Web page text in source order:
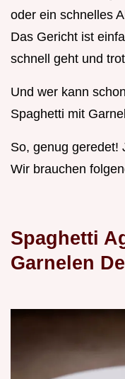
oder ein schnelles
Das Gericht ist
schnell geht und
Und wer kann
Spaghetti mit
So, genug geredet!
Wir brauchen
Spaghetti
Garnelen